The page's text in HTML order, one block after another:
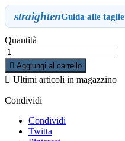
straightenGuida alle taglie
Quantità
 Aggiungi al carrello
 Ultimi articoli in magazzino
Condividi
Condividi
Twitta